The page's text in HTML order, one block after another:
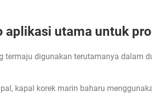
aplikasi utama untuk
termaju digunakan terutamanya dalam
kapal korek marin baharu